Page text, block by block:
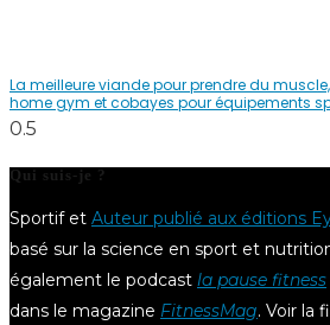
La meilleure viande pour prendre du
home gym et cobayes pour équipements
Qui suis-je ?
Sportif et Auteur publié aux éditions
basé sur la science en sport et
également le podcast la pause fitness
dans le magazine FitnessMag. Voir la